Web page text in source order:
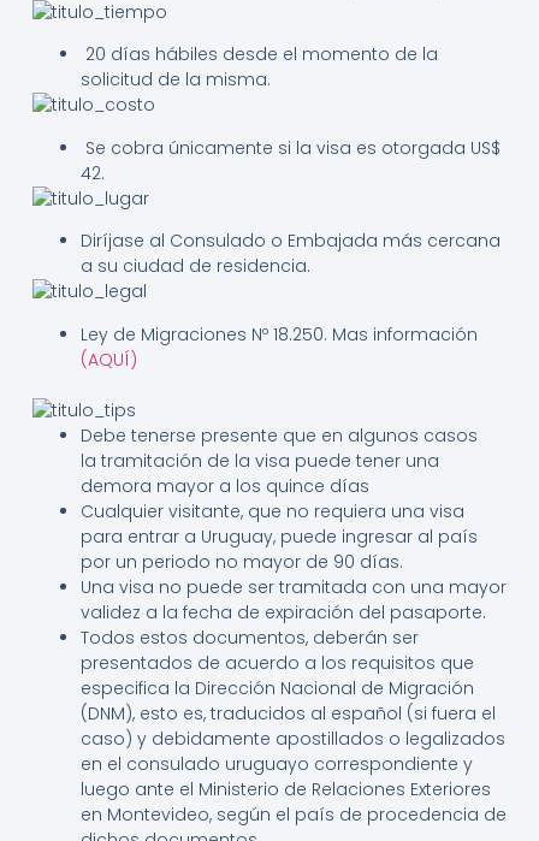
20 días hábiles desde el momento de la
solicitud de la misma.
Se cobra únicamente si la visa es otorgada US$
42.
Diríjase al Consulado o Embajada más cercana
a su ciudad de residencia.
Ley de Migraciones Nº 18.250. Mas información
(AQUÍ)
Debe tenerse presente que en algunos casos
la tramitación de la visa puede tener una
demora mayor a los quince días
Cualquier visitante, que no requiera una visa
para entrar a Uruguay, puede ingresar al país
por un periodo no mayor de 90 días.
Una visa no puede ser tramitada con una mayor
validez a la fecha de expiración del pasaporte.
Todos estos documentos, deberán ser
presentados de acuerdo a los requisitos que
especifica la Dirección Nacional de Migración
(DNM), esto es, traducidos al español (si fuera el
caso) y debidamente apostillados o legalizados
en el consulado uruguayo correspondiente y
luego ante el Ministerio de Relaciones Exteriores
en Montevideo, según el país de procedencia de